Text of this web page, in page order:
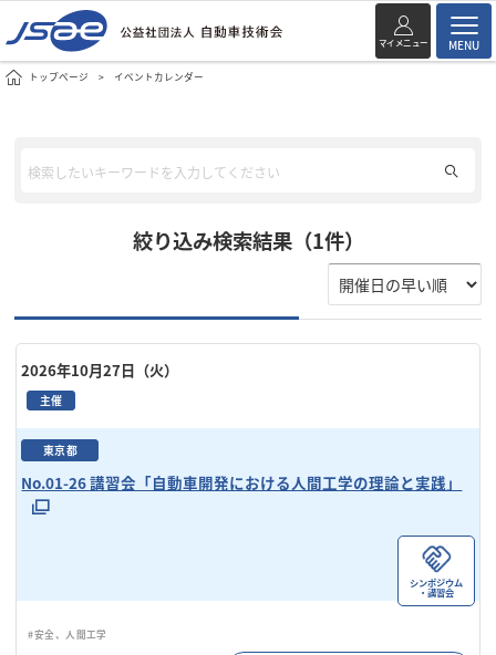
マイメニュー MENU
トップページ イベントカレンダー
絞り込み検索結果（1件）
2026年10月27日（火）
主催
東京都
No.01-26 講習会「自動車開発における人間工学の理論と実践」
シンポジウム
・講習会
#安全、人間工学